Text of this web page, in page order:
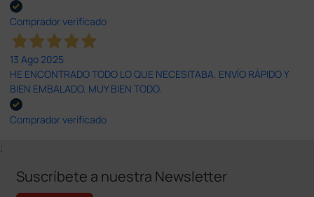
Comprador verificado
13 Ago 2025
HE ENCONTRADO TODO LO QUE NECESITABA. ENVÍO RÁPIDO Y
BIEN EMBALADO. MUY BIEN TODO.
Comprador verificado
;
Suscríbete a nuestra Newsletter